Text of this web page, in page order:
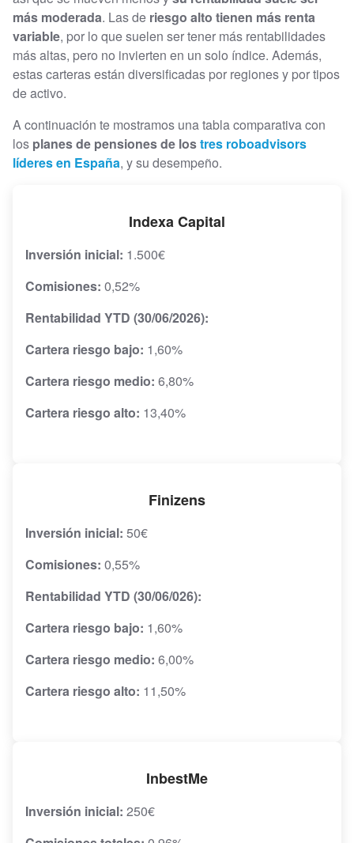
más moderada. Las de riesgo alto tienen más renta
variable, por lo que suelen ser tener más rentabilidades
más altas, pero no invierten en un solo índice. Además,
estas carteras están diversificadas por regiones y por tipos
de activo.
A continuación te mostramos una tabla comparativa con
los planes de pensiones de lostres roboadvisors
líderes en España, y su desempeño.
Indexa Capital
Inversión inicial: 1.500€
Comisiones: 0,52%
Rentabilidad YTD (30/06/2026):
Cartera riesgo bajo: 1,60%
Cartera riesgo medio: 6,80%
Cartera riesgo alto: 13,40%
Finizens
Inversión inicial: 50€
Comisiones: 0,55%
Rentabilidad YTD (30/06/026):
Cartera riesgo bajo: 1,60%
Cartera riesgo medio: 6,00%
Cartera riesgo alto: 11,50%
InbestMe
Inversión inicial: 250€